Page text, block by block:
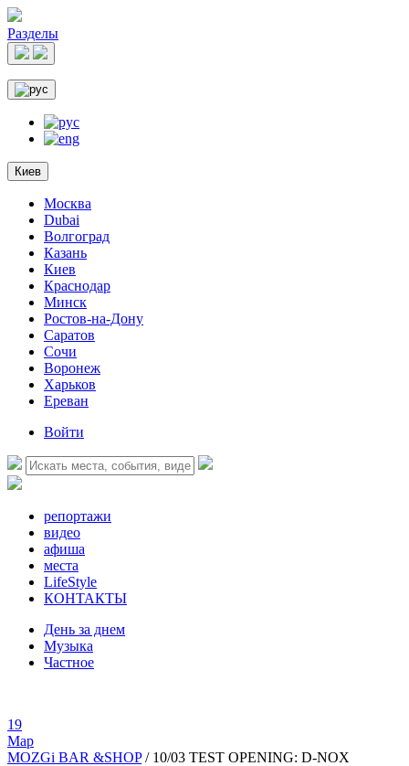
Разделы
Киев
Москва
Dubai
Волгоград
Казань
Киев
Краснодар
Минск
Ростов-на-Дону
Саратов
Сочи
Воронеж
Харьков
Ереван
Войти
репортажи
видео
афиша
места
LifeStyle
КОНТАКТЫ
День за днем
Музыка
Частное
19
Мар
MOZGi BAR &SHOP/ 10/03 TEST OPENING: D-NOX